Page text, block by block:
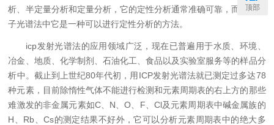
析、半定量分析和定量分析，它的定性分析通常准确可靠，而且在原
子光谱法中它是一种可以进行定性分析的方法。
icp发射光谱法的应用领域广泛，现在已普遍用于水质、环境、
冶金、地质、化学制剂、石油化工、食品以及实验室服务等的样品分
析中。截止到上世纪80年代初，用ICP发射光谱法就已测定过多达78
种元素，目前除惰性气体不能进行检测和元素周期表的右上方的那些
难激发的非金属元素如C、N、O、F、Cl及元素周期表中碱金属族的
H、Rb、Cs的测定结果不好外，它可以分析元素周期表中的绝大多
顶部